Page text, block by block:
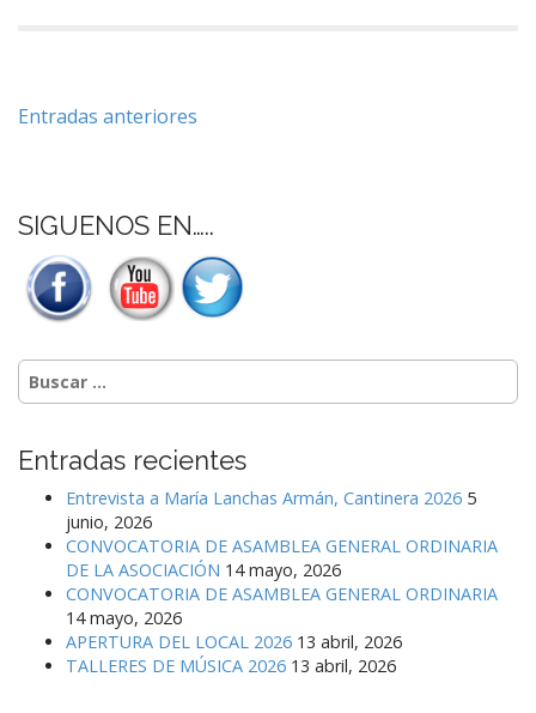
Navegación
Entradas anteriores
SIGUENOS EN…..
Buscar:
Entradas recientes
Entrevista a María Lanchas Armán, Cantinera 2026 5
junio, 2026
CONVOCATORIA DE ASAMBLEA GENERAL ORDINARIA
DE LA ASOCIACIÓN 14 mayo, 2026
CONVOCATORIA DE ASAMBLEA GENERAL ORDINARIA
14 mayo, 2026
APERTURA DEL LOCAL 2026 13 abril, 2026
TALLERES DE MÚSICA 2026 13 abril, 2026